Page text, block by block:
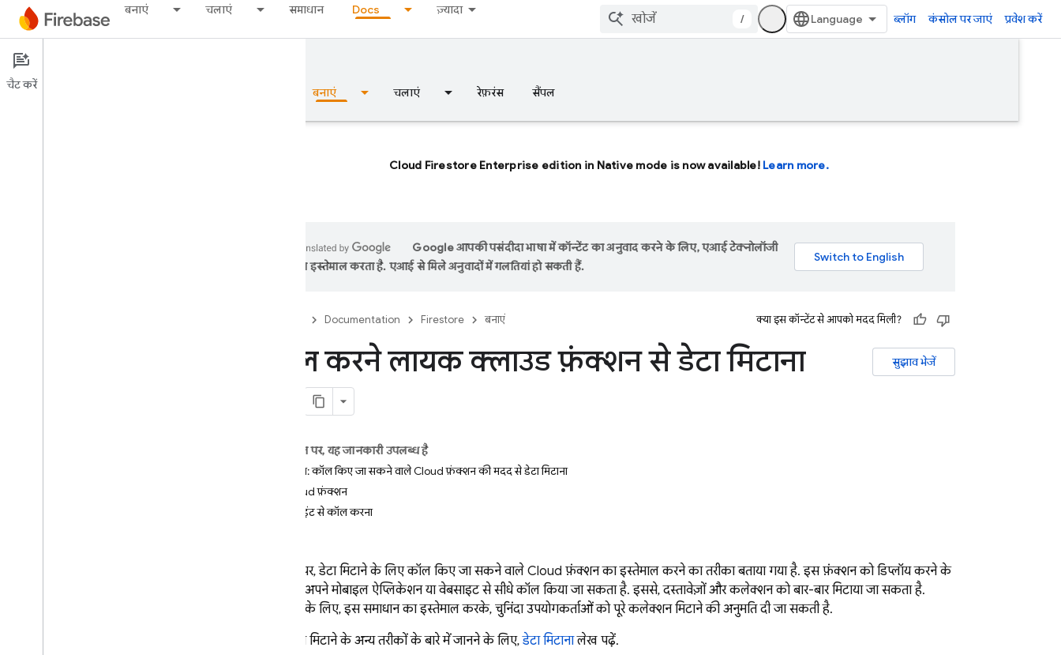
बनाएं चलाएं समाधान Docs ज़्यादा
/ ब्लॉग कंसोल पर जाएं प्रवेश करें
Documentation
खास जानकारी बनाएं चलाएं रेफ़रंस सैंपल
Cloud Firestore Enterprise edition in Native mode is now available! Learn more.
Google आपकी पसंदीदा भाषा में कॉन्टेंट का अनुवाद करने के लिए, एआई टेक्नोलॉजी
का इस्तेमाल करता है. एआई से मिले अनुवादों में गलतियां हो सकती हैं.
Documentation Firestore बनाएं क्या इस कॉन्टेंट से आपको मदद मिली?
सुझाव भेजें
कॉल करने लायक क्लाउड फ़ंक्शन से डेटा मिटाना
इस पेज पर, यह जानकारी उपलब्ध है
समाधान: कॉल किए जा सकने वाले Cloud फ़ंक्शन की मदद से डेटा मिटाना
Cloud फ़ंक्शन
क्लाइंट से कॉल करना
इस पेज पर, डेटा मिटाने के लिए कॉल किए जा सकने वाले Cloud फ़ंक्शन का इस्तेमाल करने का तरीका बताया गया है. इस फ़ंक्शन को डिप्लॉय करने के
बाद, इसे अपने मोबाइल ऐप्लिकेशन या वेबसाइट से सीधे कॉल किया जा सकता है. इससे, दस्तावेज़ों और कलेक्शन को बार-बार मिटाया जा सकता है.
उदाहरण के लिए, इस समाधान का इस्तेमाल करके, चुनिंदा उपयोगकर्ताओं को पूरे कलेक्शन मिटाने की अनुमति दी जा सकती है.
कलेक्शन मिटाने के अन्य तरीकों के बारे में जानने के लिए,डेटा मिटानालेख पढ़ें.
चैट करें